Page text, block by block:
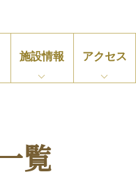
施設情報 アクセス
覧